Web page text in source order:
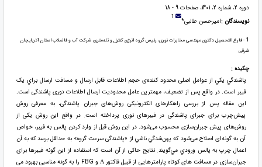
دوره 2، شماره 2، 1401، صفحات 9 - 18
نویسندگان :امیرحسن طالبی* 1
1 - فارغ التحصیل دکتری مهندسی مخابرات نوری، رئیس گروه انرژی کنترل و تله‌متری، شرکت آب و فاضلاب استان آذربایجان
شرقی
چکیده :
پاشندگي يکي از عوامل اصلی محدود کننده‌ی حجم اطلاعات قابل ارسال و مسافت ارسال براي يک
فيبر است. در واقع پس از تضعیف، مهمترین عامل محدودیت ارسال اطلاعات نوری پاشندگی است.
این مقاله پس از بررسی راهکارهای الکترونیکی روش‌های جبران پاشندگی، به معرفی روش
پیش‌چرب برای جبرای پاشندگی در فیبرهای نوری پرداخته است. در واقع اين روش يکی از
روش‌های پيش جبران‌سازی محسوب می‌شود. در اين روش قبل از وارد کردن پالس به فيبر، خواص
آن به گونه‌ای اصلاح می‌شود که پهن‌شدگي ناشي از «پاشندگی سرعت گروه» به حداقل برسد که به آن
اعمال چرپ به پالس ورودي مي‌گويند. نتایج حاکی از آن است که استفاده از این گونه فیبرها برای
جبران‌سازی در مسافت های کوتاه پارامترهایی از قبیل فاکتور Λ و FBG را به گونه مناسبی بهبود می